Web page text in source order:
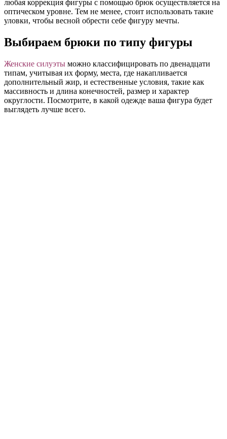
любая коррекция фигуры с помощью брюк осуществляется на
оптическом уровне. Тем не менее, стоит использовать такие
уловки, чтобы весной обрести себе фигуру мечты.
Выбираем брюки по типу фигуры
Женские силуэты можно классифицировать по двенадцати
типам, учитывая их форму, места, где накапливается
дополнительный жир, и естественные условия, такие как
массивность и длина конечностей, размер и характер
округлости. Посмотрите, в какой одежде ваша фигура будет
выглядеть лучше всего.